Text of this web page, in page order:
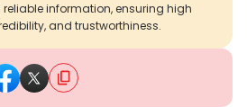
information, ensuring high
and trustworthiness.